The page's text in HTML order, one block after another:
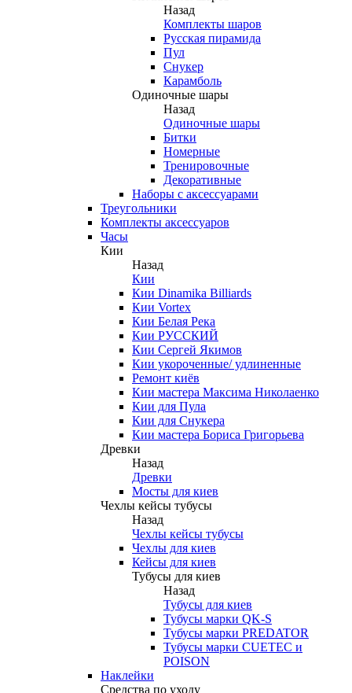
Назад
Комплекты шаров
Русская пирамида
Пул
Снукер
Карамболь
Одиночные шары
Назад
Одиночные шары
Битки
Номерные
Тренировочные
Декоративные
Наборы с аксессуарами
Треугольники
Комплекты аксессуаров
Часы
Кии
Назад
Кии
Кии Dinamika Billiards
Кии Vortex
Кии Белая Река
Кии РУССКИЙ
Кии Сергей Якимов
Кии укороченные/ удлиненные
Ремонт киёв
Кии мастера Максима Николаенко
Кии для Пула
Кии для Снукера
Кии мастера Бориса Григорьева
Древки
Назад
Древки
Мосты для киев
Чехлы кейсы тубусы
Назад
Чехлы кейсы тубусы
Чехлы для киев
Кейсы для киев
Тубусы для киев
Назад
Тубусы для киев
Тубусы марки QK-S
Тубусы марки PREDATOR
Тубусы марки CUETEC и
POISON
Наклейки
Средства по уходу